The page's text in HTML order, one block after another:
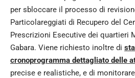
per sbloccare il processo di
Particolareggiati di Recupero del
Prescrizioni Esecutive dei quartieri
Gabara. Viene richiesto inoltre di
cronoprogramma dettagliato delle
precise e realistiche, e di